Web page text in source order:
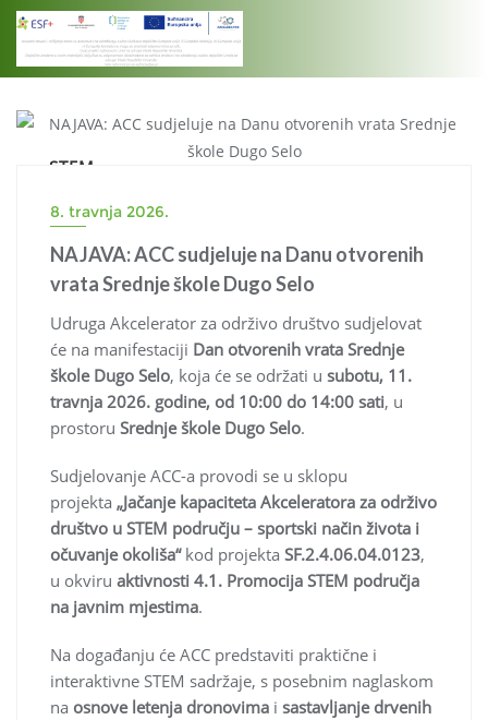
Skip
content
STEM
8. travnja 2026.
NAJAVA: ACC sudjeluje na Danu otvorenih
vrata Srednje škole Dugo Selo
Udruga Akcelerator za održivo društvo sudjelovat
će na manifestaciji Dan otvorenih vrata Srednje
škole Dugo Selo, koja će se održati u subotu, 11.
travnja 2026. godine, od 10:00 do 14:00 sati, u
prostoru Srednje škole Dugo Selo.
Sudjelovanje ACC-a provodi se u sklopu
projekta „Jačanje kapaciteta Akceleratora za održivo
društvo u STEM području – sportski način života i
očuvanje okoliša“kod projekta SF.2.4.06.04.0123,
u okviru aktivnosti 4.1. Promocija STEM područja
na javnim mjestima.
Na događanju će ACC predstaviti praktične i
interaktivne STEM sadržaje, s posebnim naglaskom
na osnove letenja dronovima i sastavljanje drvenih